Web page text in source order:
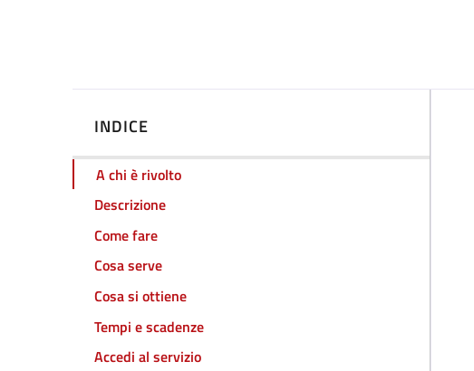
INDICE
A chi è rivolto
Descrizione
Come fare
Cosa serve
Cosa si ottiene
Tempi e scadenze
Accedi al servizio